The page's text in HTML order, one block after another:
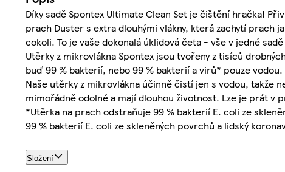
Díky sadě Spontex Ultimate Clean Set je čištění hračka!
prach Duster s extra dlouhými vlákny, která zachytí
cokoli. To je vaše dokonalá úklidová četa - vše v jedné
Utěrky z mikrovlákna Spontex jsou tvořeny z tisíců
buď 99 % bakterií, nebo 99 % bakterií a virů* pouze vodou.
Naše utěrky z mikrovlákna účinně čistí jen s vodou, takže
mimořádně odolné a mají dlouhou životnost. Lze je prát v
*Utěrka na prach odstraňuje 99 % bakterií E. coli ze
99 % bakterií E. coli ze skleněných povrchů a lidský
Složení